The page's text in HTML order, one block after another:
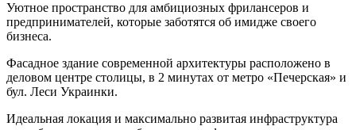
Уютное пространство для амбициозных фрилансеров и
предпринимателей, которые заботятся об имидже своего
бизнеса.
Фасадное здание современной архитектуры расположено в
деловом центре столицы, в 2 минутах от метро «Печерская» и
бул. Леси Украинки.
Идеальная локация и максимально развитая инфраструктура